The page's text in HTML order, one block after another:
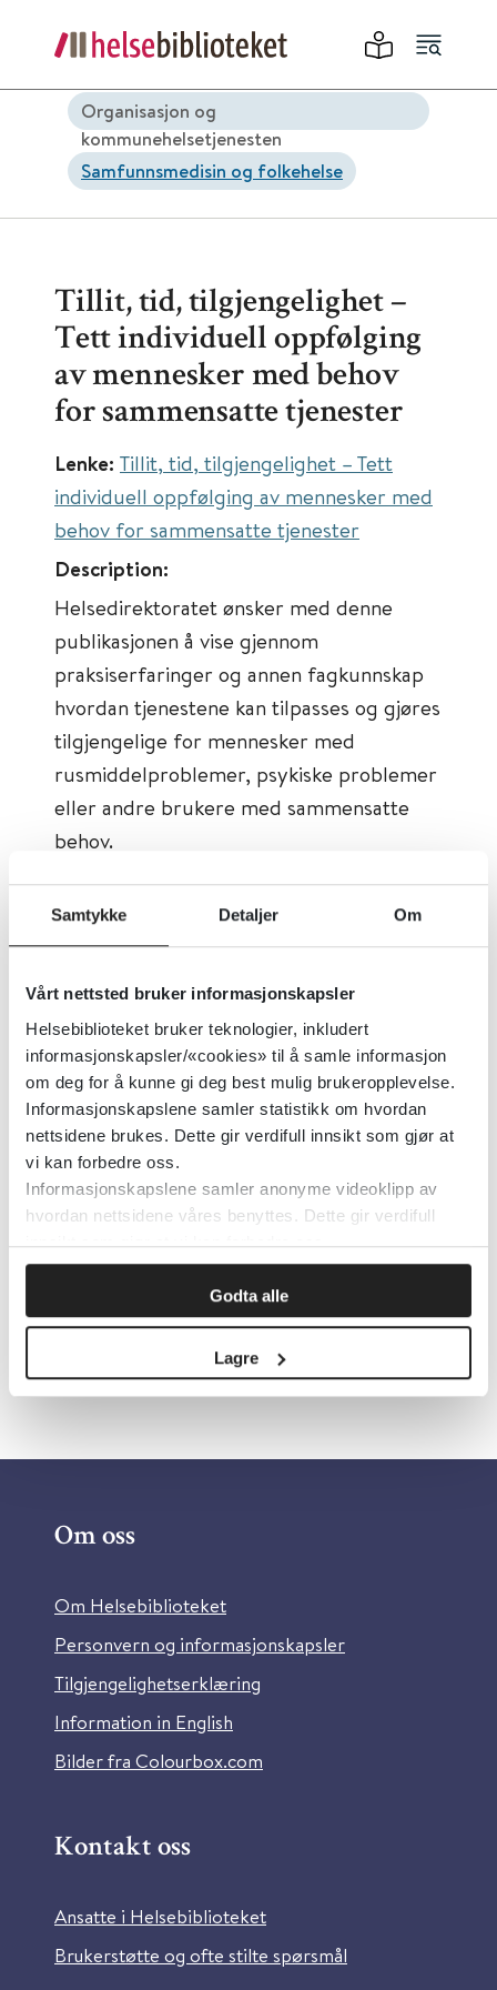
Samtykke Detaljer Om
Vårt nettsted bruker informasjonskapsler
Helsebiblioteket bruker teknologier, inkludert
informasjonskapsler/«cookies» til å samle informasjon
om deg for å kunne gi deg best mulig brukeropplevelse.
Informasjonskapslene samler statistikk om hvordan
nettsidene brukes. Dette gir verdifull innsikt som gjør at
vi kan forbedre oss.
Informasjonskapslene samler anonyme videoklipp av
hvordan nettsidene våres benyttes. Dette gir verdifull
innsikt som gjør at vi kan forbedre oss.
Godta alle
Lagre
Organisasjon og
kommunehelsetjenesten
Samfunnsmedisin og folkehelse
Tillit, tid, tilgjengelighet –
Tett individuell oppfølging
av mennesker med behov
for sammensatte tjenester
Lenke: Tillit, tid, tilgjengelighet – Tett
individuell oppfølging av mennesker med
behov for sammensatte tjenester
Description:
Helsedirektoratet ønsker med denne
publikasjonen å vise gjennom
praksiserfaringer og annen fagkunnskap
hvordan tjenestene kan tilpasses og gjøres
tilgjengelige for mennesker med
rusmiddelproblemer, psykiske problemer
eller andre brukere med sammensatte
behov.
Sist faglig oppdatert:23.09.2021
kommunehelsetjenesten,
Samfunnsmedisin og folkehelse
Emner: Rus og avhengighet
Dokumenttype:Rapporter
Utgiver:Nasjonalt kompetansesenter for
psykisk helsearbeid (NAPHA)
Metabeskrivelse:rus og avhengighet
Om oss
Om Helsebiblioteket
Personvern og informasjonskapsler
Tilgjengelighetserklæring
Information in English
Bilder fra Colourbox.com
Kontakt oss
Ansatte i Helsebiblioteket
Brukerstøtte og ofte stilte spørsmål